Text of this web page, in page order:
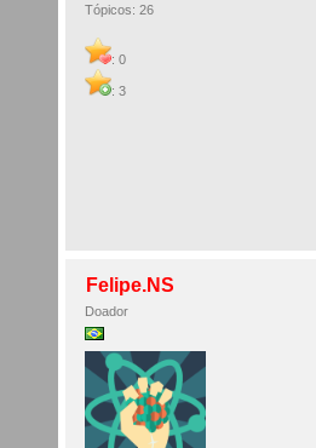
Tópicos: 26
: 0
: 3
Felipe.NS
Doador